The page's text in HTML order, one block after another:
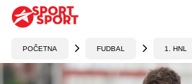
POČETNA FUDBAL 1. HNL